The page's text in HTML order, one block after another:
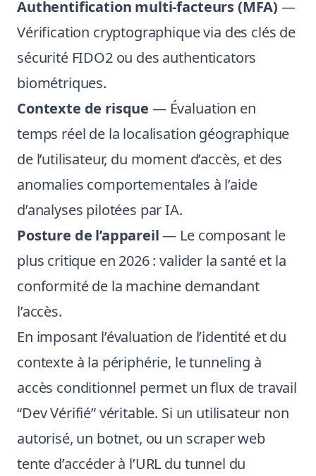
Authentification multi-facteurs (MFA) —
Vérification cryptographique via des clés de
sécurité FIDO2 ou des authenticators
biométriques.
Contexte de risque — Évaluation en
temps réel de la localisation géographique
de l’utilisateur, du moment d’accès, et des
anomalies comportementales à l’aide
d’analyses pilotées par IA.
Posture de l’appareil— Le composant le
plus critique en 2026 : valider la santé et la
conformité de la machine demandant
l’accès.
En imposant l’évaluation de l’identité et du
contexte à la périphérie, le tunneling à
accès conditionnel permet un flux de travail
“Dev Vérifié” véritable. Si un utilisateur non
autorisé, un botnet, ou un scraper web
tente d’accéder à l’URL du tunnel du